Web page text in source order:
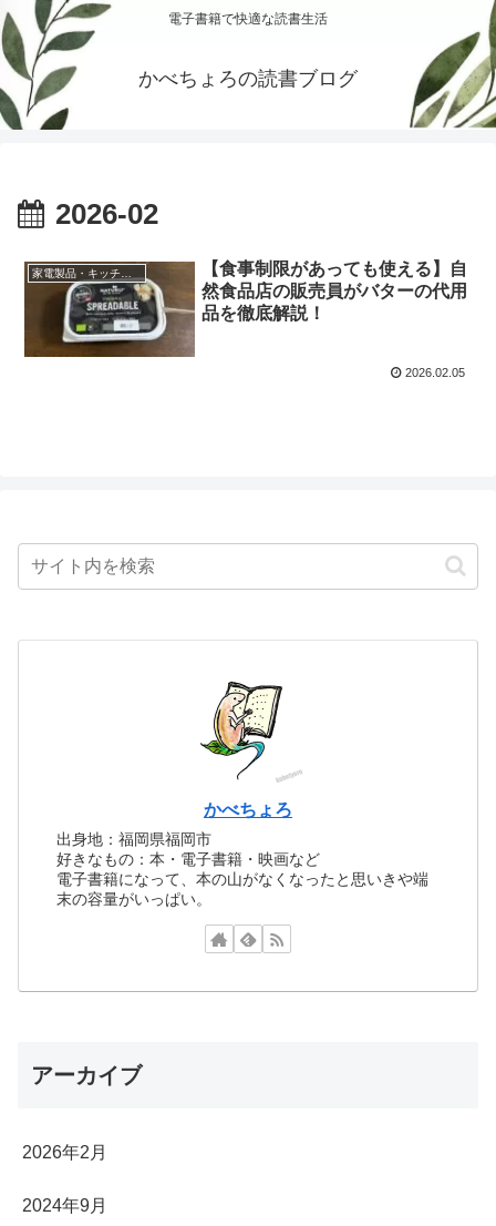
電子書籍で快適な読書生活
かべちょろの読書ブログ
2026-02
家電製品・キッチン用品
【食事制限があっても使える】自
然食品店の販売員がバターの代用
品を徹底解説！
2026.02.05
かべちょろ
出身地：福岡県福岡市
好きなもの：本・電子書籍・映画など
電子書籍になって、本の山がなくなったと思いきや端
末の容量がいっぱい。
アーカイブ
2026年2月
2024年9月